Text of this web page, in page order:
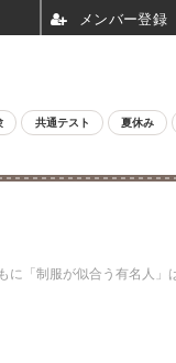
共通テスト 夏休み
「制服が似合う有名人」